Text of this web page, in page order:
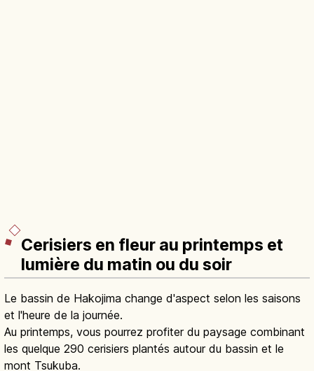
Cerisiers en fleur au printemps et
lumière du matin ou du soir
Le bassin de Hakojima change d'aspect selon les saisons
et l'heure de la journée.
Au printemps, vous pourrez profiter du paysage combinant
les quelque 290 cerisiers plantés autour du bassin et le
mont Tsukuba.